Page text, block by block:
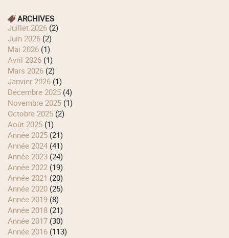
ARCHIVES
juillet 2026 (2)
juin 2026 (2)
mai 2026 (1)
avril 2026 (1)
mars 2026 (2)
janvier 2026 (1)
décembre 2025 (4)
novembre 2025 (1)
octobre 2025 (2)
août 2025 (1)
année 2025 (21)
année 2024 (41)
année 2023 (24)
année 2022 (19)
année 2021 (20)
année 2020 (25)
année 2019 (8)
année 2018 (21)
année 2017 (30)
année 2016 (113)